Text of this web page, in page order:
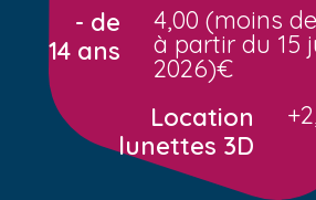
- de
14 ans
4,00 (moins
à partir du 15
2026)€
Location
lunettes 3D